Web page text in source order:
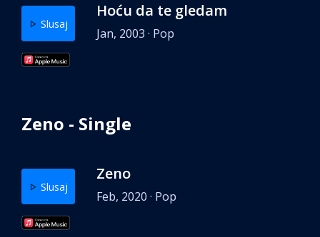
Slusaj
Hoću da te gledam
Jan, 2003 · Pop
Zeno - Single
Slusaj
Zeno
Feb, 2020 · Pop